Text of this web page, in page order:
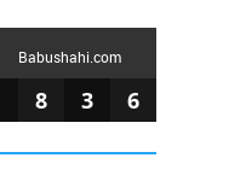
Babushahi.com
8 3 6